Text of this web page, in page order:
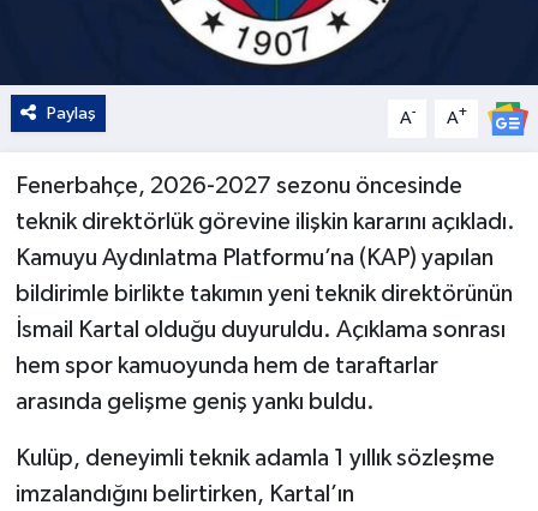
Paylaş A- A+
Fenerbahçe, 2026-2027 sezonu öncesinde
teknik direktörlük görevine ilişkin kararını açıkladı.
Kamuyu Aydınlatma Platformu’na (KAP) yapılan
bildirimle birlikte takımın yeni teknik direktörünün
İsmail Kartal olduğu duyuruldu. Açıklama sonrası
hem spor kamuoyunda hem de taraftarlar
arasında gelişme geniş yankı buldu.
Kulüp, deneyimli teknik adamla 1 yıllık sözleşme
imzalandığını belirtirken, Kartal’ın